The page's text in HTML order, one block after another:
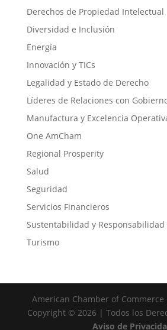
Derechos de Propiedad Intelectual
Diversidad e Inclusión
Energía
Innovación y TICs
Legalidad y Estado de Derecho
Líderes de Relaciones con
Manufactura y Excelencia
One AmCham
Regional Prosperity
Salud
Seguridad
Servicios Financieros
Sustentabilidad y Responsabilidad
Turismo
American Chamber of Commerce
Copyright © 2026 | Todos los
Aviso de